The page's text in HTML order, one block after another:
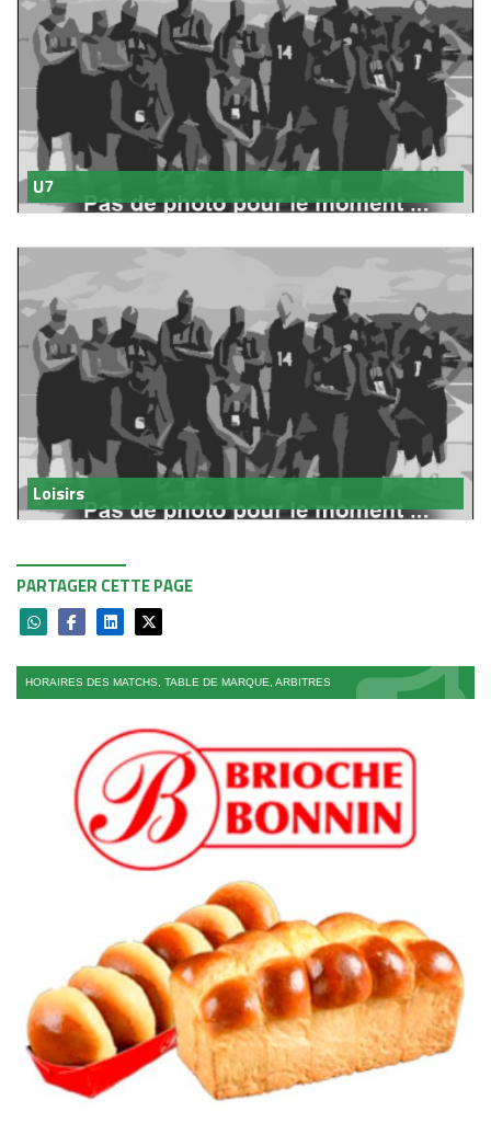
U7
Loisirs
PARTAGER CETTE PAGE
HORAIRES DES MATCHS, TABLE DE MARQUE, ARBITRES
FIL INFO
14 juillet 2026 à 11H30
Stages Rentrée
17 juin 2026 à 00H00
Vide grenier de l'Elan